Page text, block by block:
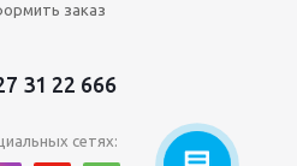
заказ
31 22 666
сетях: